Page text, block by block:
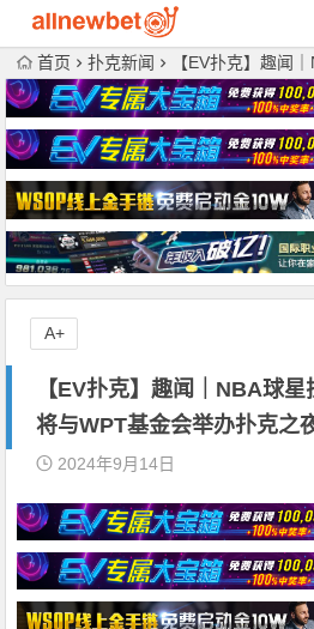
首页 扑克新闻 【EV扑克】趣闻｜NBA球星拉
【EV扑克】趣闻｜NBA球
将与WPT基金会举办扑克之
2024年9月14日
A+